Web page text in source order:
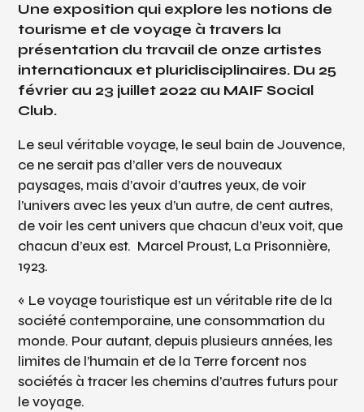
Une exposition qui explore les notions de
tourisme et de voyage à travers la
présentation du travail de onze artistes
internationaux et pluridisciplinaires. Du 25
février au 23 juillet 2022 au MAIF Social
Club.
Le seul véritable voyage, le seul bain de Jouvence,
ce ne serait pas d’aller vers de nouveaux
paysages, mais d’avoir d’autres yeux, de voir
l’univers avec les yeux d’un autre, de cent autres,
de voir les cent univers que chacun d’eux voit, que
chacun d’eux est. Marcel Proust, La Prisonnière,
1923.
« Le voyage touristique est un véritable rite de la
société contemporaine, une consommation du
monde. Pour autant, depuis plusieurs années, les
limites de l’humain et de la Terre forcent nos
sociétés à tracer les chemins d’autres futurs pour
le voyage.